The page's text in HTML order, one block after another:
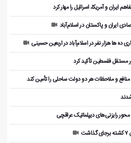
و آمریکا، اسرائیل را مهار کرد
ایران و پاکستان در اسلام‌آباد
ده ها هزار نفر در اسلام‌آباد در اربعین حسینی
مستقل فلسطین تأکید کرد
منافع و ملاحظات هر دو دولت ساحلی را تأمین کند
رایزنی‌های دیپلماتیک عراقچی